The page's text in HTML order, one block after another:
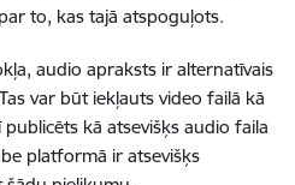
to, kas tajā atspoguļots.
audio apraksts ir alternatīvais
var būt iekļauts video failā kā
kā atsevišķs audio faila
platformā ir atsevišķs